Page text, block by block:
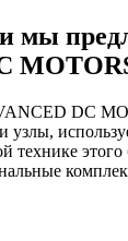
мы
DC
узлы,
технике